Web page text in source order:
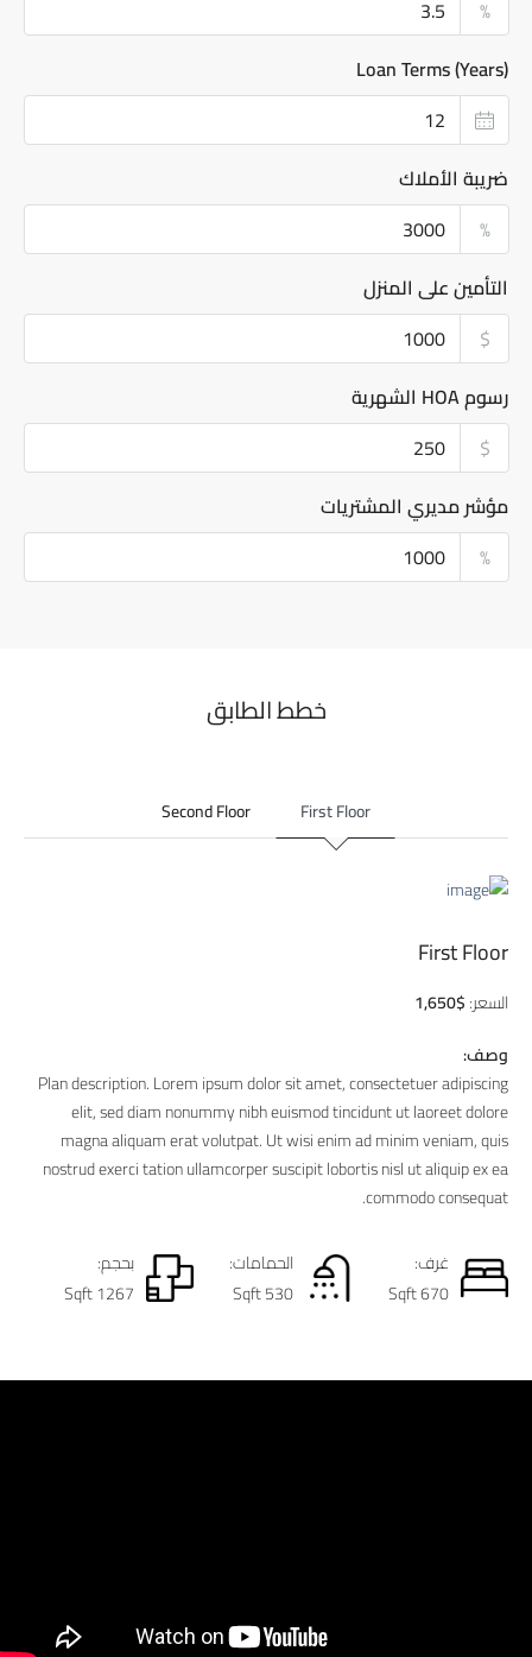
%
Loan Terms (Years)
ضريبة الأملاك
%
التأمين على المنزل
$
رسوم HOA الشهرية
$
مؤشر مديري المشتريات
%
خطط الطابق
First Floor
Second Floor
First Floor
السعر:$1,650
وصف:
Plan description. Lorem ipsum dolor sit amet, consectetuer adipiscing
elit, sed diam nonummy nibh euismod tincidunt ut laoreet dolore
magna aliquam erat volutpat. Ut wisi enim ad minim veniam, quis
nostrud exerci tation ullamcorper suscipit lobortis nisl ut aliquip ex ea
commodo consequat.
غرف:
670 Sqft
الحمامات:
530 Sqft
بحجم:
1267 Sqft